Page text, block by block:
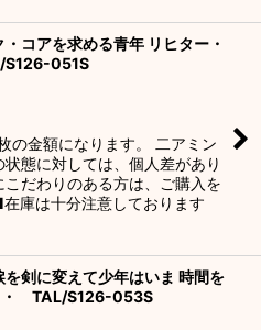
・コアを求める青年 リヒター・
051S
の金額になります。 二アミン
状態に対しては、個人差があり
こだわりのある方は、ご購入を
庫は十分注意しております
を剣に変えて少年はいま 時間を
・ TAL/S126-053S